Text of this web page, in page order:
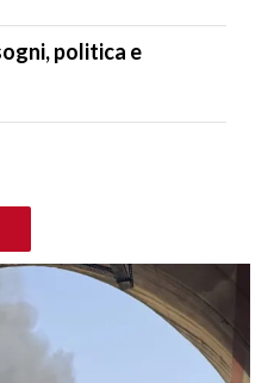
politica e